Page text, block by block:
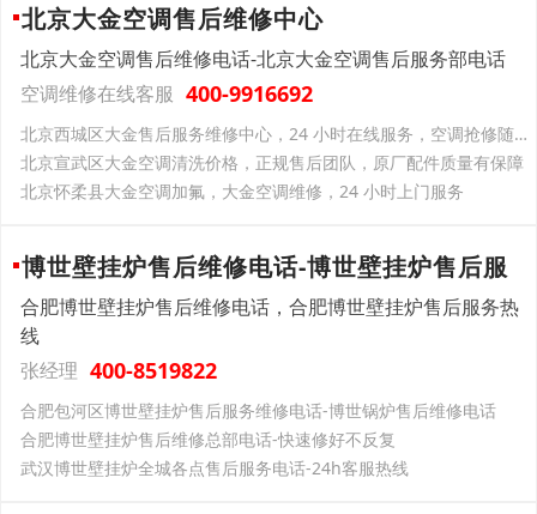
北京大金空调售后维修中心
北京大金空调售后维修电话-北京大金空调售后服务部电话
空调维修在线客服 400-9916692
北京西城区大金售后服务维修中心，24 小时在线服务，空调抢修随叫随到
北京宣武区大金空调清洗价格，正规售后团队，原厂配件质量有保障
北京怀柔县大金空调加氟，大金空调维修，24 小时上门服务
博世壁挂炉售后维修电话-博世壁挂炉售后服
合肥博世壁挂炉售后维修电话，合肥博世壁挂炉售后服务热
线
张经理 400-8519822
合肥包河区博世壁挂炉售后服务维修电话-博世锅炉售后维修电话
合肥博世壁挂炉售后维修总部电话-快速修好不反复
武汉博世壁挂炉全城各点售后服务电话-24h客服热线